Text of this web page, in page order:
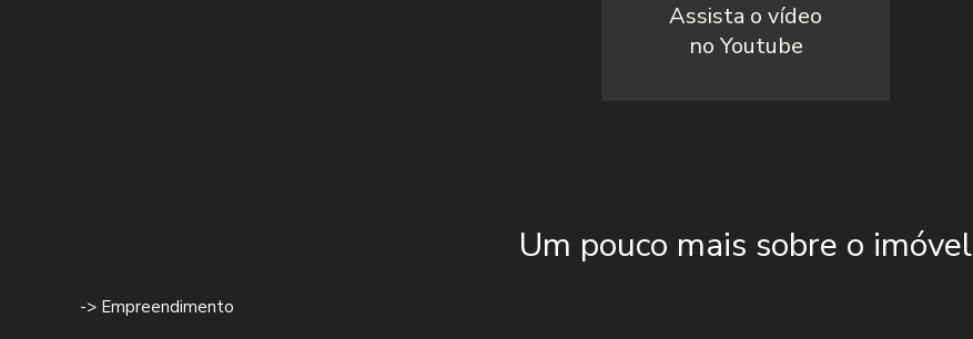
Assista o vídeo
no Youtube
Um pouco mais sobre o imóvel
-> Empreendimento